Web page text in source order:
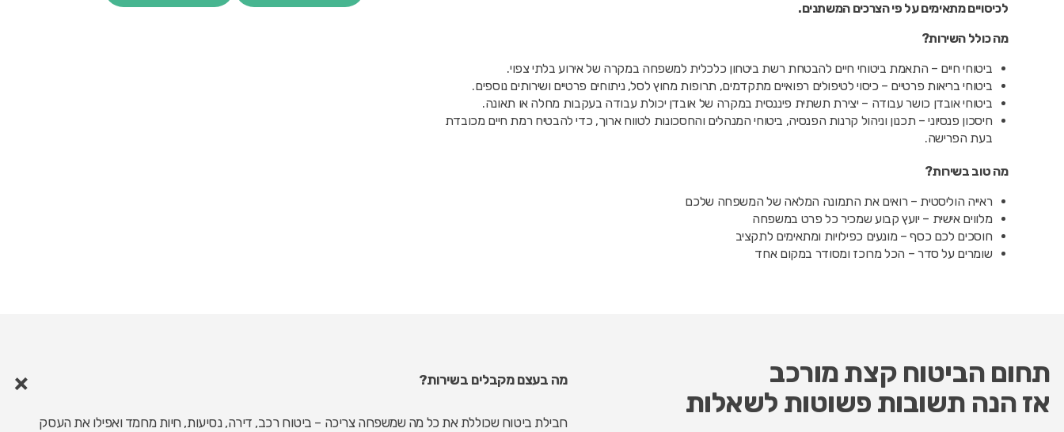
לכיסויים מתאימים על פי הצרכים המשתנים.
מה כולל השירות?
ביטוחי חיים – התאמת ביטוחי חיים להבטחת רשת ביטחון כלכלית למשפחה במקרה של אירוע בלתי צפוי.
ביטוחי בריאות פרטיים – כיסוי לטיפולים רפואיים מתקדמים, תרופות מחוץ לסל, ניתוחים פרטיים ושירותים נוספים.
ביטוחי אובדן כושר עבודה – יצירת תשתית פיננסית במקרה של אובדן יכולת עבודה בעקבות מחלה או תאונה.
חיסכון פנסיוני – תכנון וניהול קרנות הפנסיה, ביטוחי המנהלים והחסכונות לטווח ארוך, כדי להבטיח רמת חיים מכובדת
בעת הפרישה.
מה טוב בשירות?
ראייה הוליסטית – רואים את התמונה המלאה של המשפחה שלכם
מלווים אישית – יועץ קבוע שמכיר כל פרט במשפחה
חוסכים לכם כסף – מונעים כפילויות ומתאימים לתקציב
שומרים על סדר – הכל מרוכז ומסודר במקום אחד
תחום הביטוח קצת מורכב
אז הנה תשובות פשוטות לשאלות
מה בעצם מקבלים בשירות?
חבילת ביטוח שכוללת את כל מה שמשפחה צריכה – ביטוח רכב, דירה, נסיעות, חיות מחמד ואפילו את העסק